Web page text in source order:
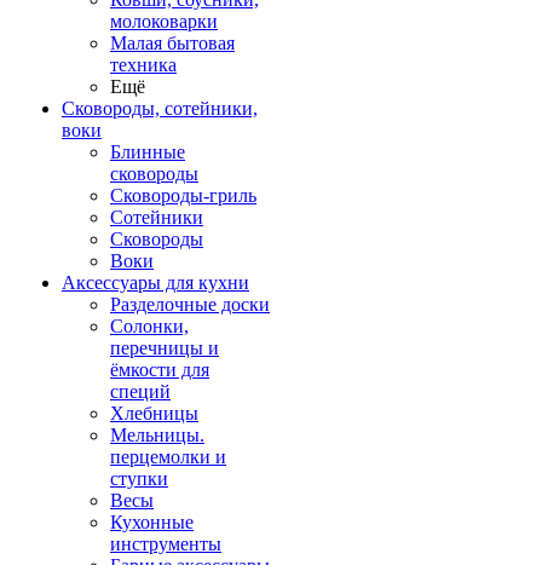
молоковарки
Малая бытовая
техника
Ещё
Сковороды, сотейники,
воки
Блинные
сковороды
Сковороды-гриль
Сотейники
Сковороды
Воки
Аксессуары для кухни
Разделочные доски
Солонки,
перечницы и
ёмкости для
специй
Хлебницы
Мельницы.
перцемолки и
ступки
Весы
Кухонные
инструменты